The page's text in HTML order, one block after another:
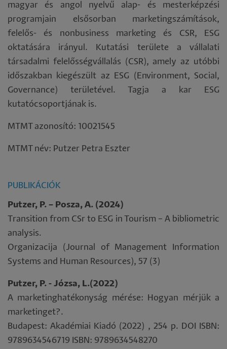
magyar és angol nyelvű alap- és mesterképzési
programjain elsősorban marketingszámítások,
felelős- és nonbusiness marketing és CSR, ESG
oktatására irányul. Kutatási területe a vállalati
társadalmi felelősségvállalás (CSR), amely az utóbbi
időszakban kiegészült az ESG (Environment, Social,
Governance) területével. Tagja a kar ESG
kutatócsoportjának is.
MTMT azonosító: 10021545
MTMT név: Putzer Petra Eszter
PUBLIKÁCIÓK
Putzer, P. – Posza, A. (2024)
Transition from CSr to ESG in Tourism – A bibliometric
analysis.
Organizacija (Journal of Management Information
Systems and Human Resources), 57 (3)
Putzer, P. - Józsa, L.(2022)
A marketinghatékonyság mérése: Hogyan mérjük a
marketinget?.
Budapest: Akadémiai Kiadó (2022) , 254 p. DOI ISBN:
9789634546719 ISBN: 9789634548270